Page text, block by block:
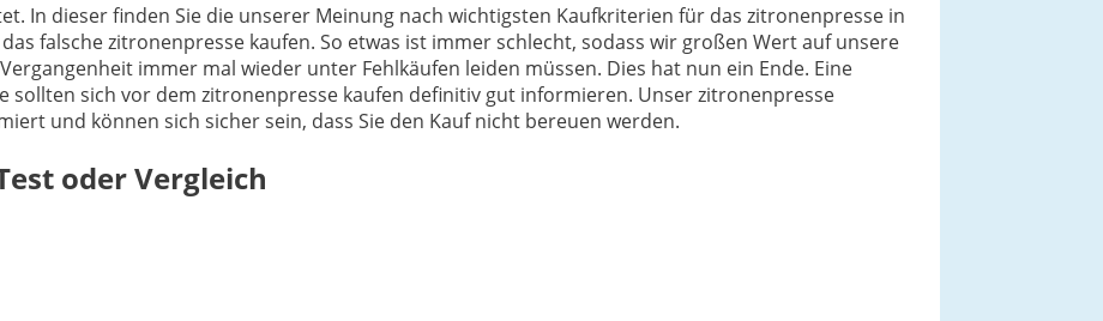
In dieser finden Sie die unserer Meinung nach wichtigsten Kaufkriterien für das zitronenpresse in
falsche zitronenpresse kaufen. So etwas ist immer schlecht, sodass wir großen Wert auf unsere
immer mal wieder unter Fehlkäufen leiden müssen. Dies hat nun ein Ende. Eine
sollten sich vor dem zitronenpresse kaufen definitiv gut informieren. Unser zitronenpresse
und können sich sicher sein, dass Sie den Kauf nicht bereuen werden.
oder Vergleich